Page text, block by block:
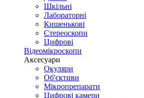
Шкільні
Лабораторні
Кишенькові
Стереоскопи
Цифрові
Відеомікроскопи
Аксесуари
Окуляри
Об'єктиви
Мікропрепарати
Цифрові камери